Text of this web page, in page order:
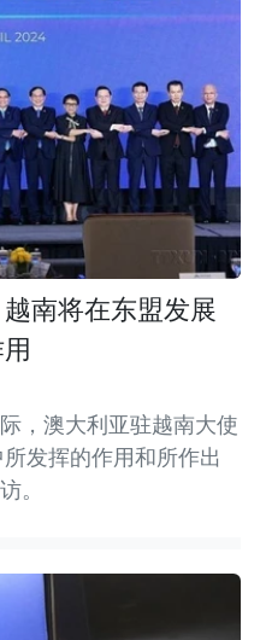
南将在东盟发展
，澳大利亚驻越南大使
发挥的作用和所作出
。